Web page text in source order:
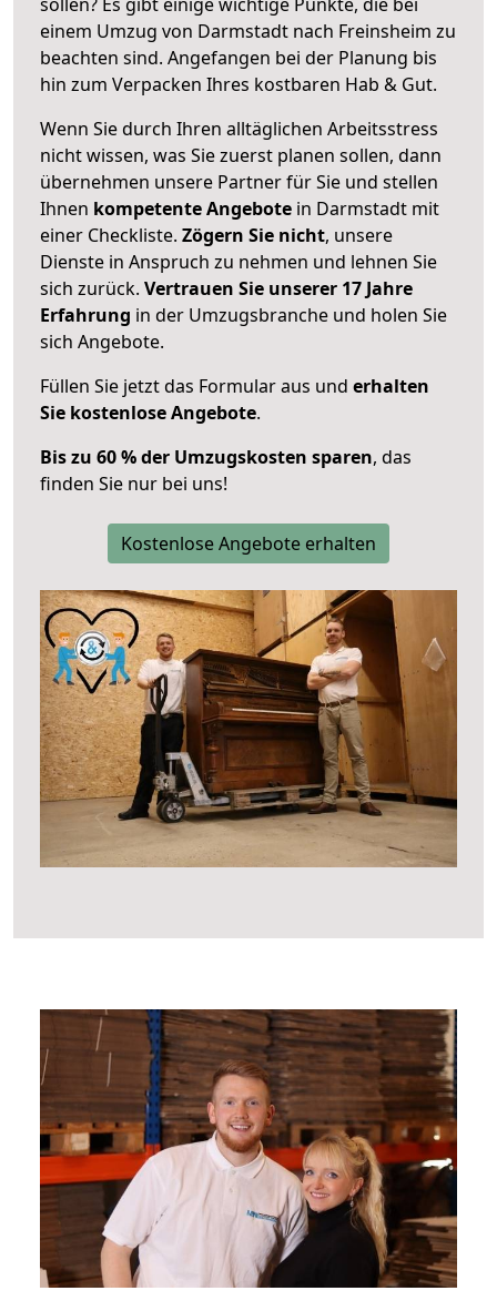
einem Umzug von Darmstadt nach Freinsheim zu
beachten sind. Angefangen bei der Planung bis
hin zum Verpacken Ihres kostbaren Hab & Gut.
Wenn Sie durch Ihren alltäglichen Arbeitsstress
nicht wissen, was Sie zuerst planen sollen, dann
übernehmen unsere Partner für Sie und stellen
Ihnen kompetente Angebote in Darmstadt mit
einer Checkliste. Zögern Sie nicht, unsere
Dienste in Anspruch zu nehmen und lehnen Sie
sich zurück. Vertrauen Sie unserer 17 Jahre
Erfahrung in der Umzugsbranche und holen Sie
sich Angebote.
Füllen Sie jetzt das Formular aus und erhalten
Sie kostenlose Angebote.
Bis zu 60 % der Umzugskosten sparen, das
finden Sie nur bei uns!
Kostenlose Angebote erhalten